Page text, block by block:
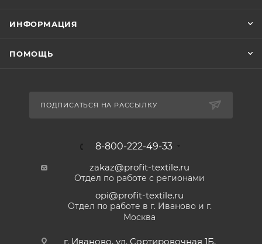
ИНФОРМАЦИЯ
ПОМОЩЬ
ПОДПИСАТЬСЯ НА РАССЫЛКУ
8-800-222-49-33
zakaz@profit-textile.ru
Отдел по работе с регионами
opi@profit-textile.ru
Отдел по работе в г. Иваново и г.
Москва
г. Иваново, ул. Сортировочная 1Б,